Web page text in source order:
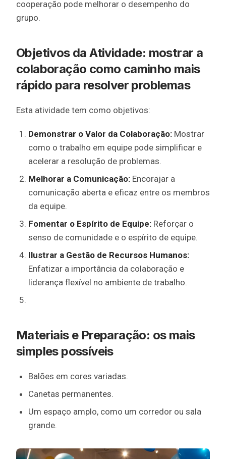
cooperação pode melhorar o desempenho do
grupo.
Objetivos da Atividade: mostrar a
colaboração como caminho mais
rápido para resolver problemas
Esta atividade tem como objetivos:
Demonstrar o Valor da Colaboração: Mostrar
como o trabalho em equipe pode simplificar e
acelerar a resolução de problemas.
Melhorar a Comunicação: Encorajar a
comunicação aberta e eficaz entre os membros
da equipe.
Fomentar o Espírito de Equipe: Reforçar o
senso de comunidade e o espírito de equipe.
Ilustrar a Gestão de Recursos Humanos:
Enfatizar a importância da colaboração e
liderança flexível no ambiente de trabalho.
Materiais e Preparação: os mais
simples possíveis
Balões em cores variadas.
Canetas permanentes.
Um espaço amplo, como um corredor ou sala
grande.